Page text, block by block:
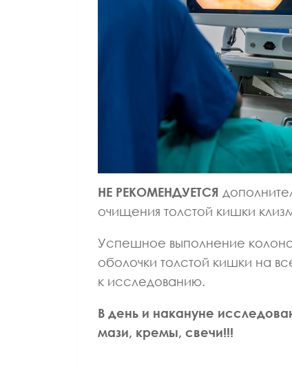
НЕ РЕКОМЕНДУЕТСЯ
очищения толстой кишки
Успешное выполнение
оболочки толстой кишки на
к исследованию.
В день и накануне
мази, кремы, свечи!!!